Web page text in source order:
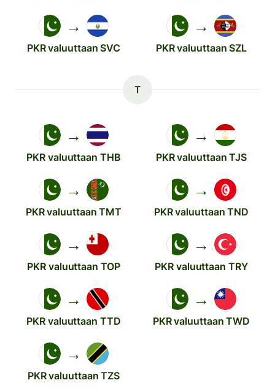
→
PKR valuuttaan SVC
→
PKR valuuttaan SZL
T
→
PKR valuuttaan THB
→
PKR valuuttaan TJS
→
PKR valuuttaan TMT
→
PKR valuuttaan TND
→
PKR valuuttaan TOP
→
PKR valuuttaan TRY
→
PKR valuuttaan TTD
→
PKR valuuttaan TWD
→
PKR valuuttaan TZS